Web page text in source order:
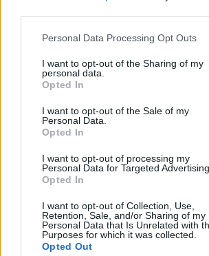
Personal Data Processing Opt Outs
I want to opt-out of the Sharing of my
personal data.
Opted In
I want to opt-out of the Sale of my
Personal Data.
Opted In
I want to opt-out of processing my
Personal Data for Targeted Advertising.
Opted In
I want to opt-out of Collection, Use,
Retention, Sale, and/or Sharing of my
Personal Data that Is Unrelated with
Purposes for which it was collected.
Opted Out
Kihirdették a ponthatárokat,
pótfelvételi: itt vannak a hét
A hét talán legfontosabb eseménye az idei
kihirdetése volt - több mint 100 ezer diák várt
héten: összeszedtük a legfontosabb dolgokat.
Érettségi-felvételi
Több szakon is 400 felett húzták
az NKE-n, de így is majdnem 2000-